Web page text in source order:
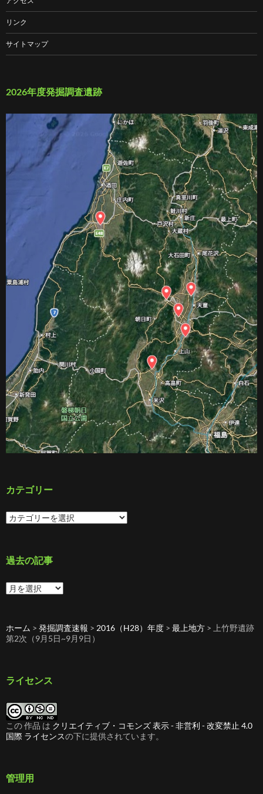
リンク
サイトマップ
2026年度発掘調査遺跡
カテゴリー
カ
テ
ー
過去の記事
過
去
事
ホーム > 発掘調査速報 > 2016（H28）年度 > 最上地方 > 上竹野遺跡
第2次（9月5日~9月9日）
ライセンス
この 作品 は クリエイティブ・コモンズ 表示 - 非営利 - 改変禁止 4.0
国際 ライセンスの下に提供されています。
管理用